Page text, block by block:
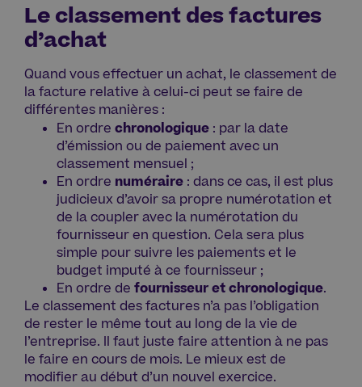
Le classement des factures
d’achat
Quand vous effectuer un achat, le classement de
la facture relative à celui-ci peut se faire de
différentes manières :
En ordre chronologique : par la date
d’émission ou de paiement avec un
classement mensuel ;
En ordre numéraire : dans ce cas, il est plus
judicieux d’avoir sa propre numérotation et
de la coupler avec la numérotation du
fournisseur en question. Cela sera plus
simple pour suivre les paiements et le
budget imputé à ce fournisseur ;
En ordre de fournisseur et chronologique.
Le classement des factures n’a pas l’obligation
de rester le même tout au long de la vie de
l’entreprise. Il faut juste faire attention à ne pas
le faire en cours de mois. Le mieux est de
modifier au début d’un nouvel exercice.